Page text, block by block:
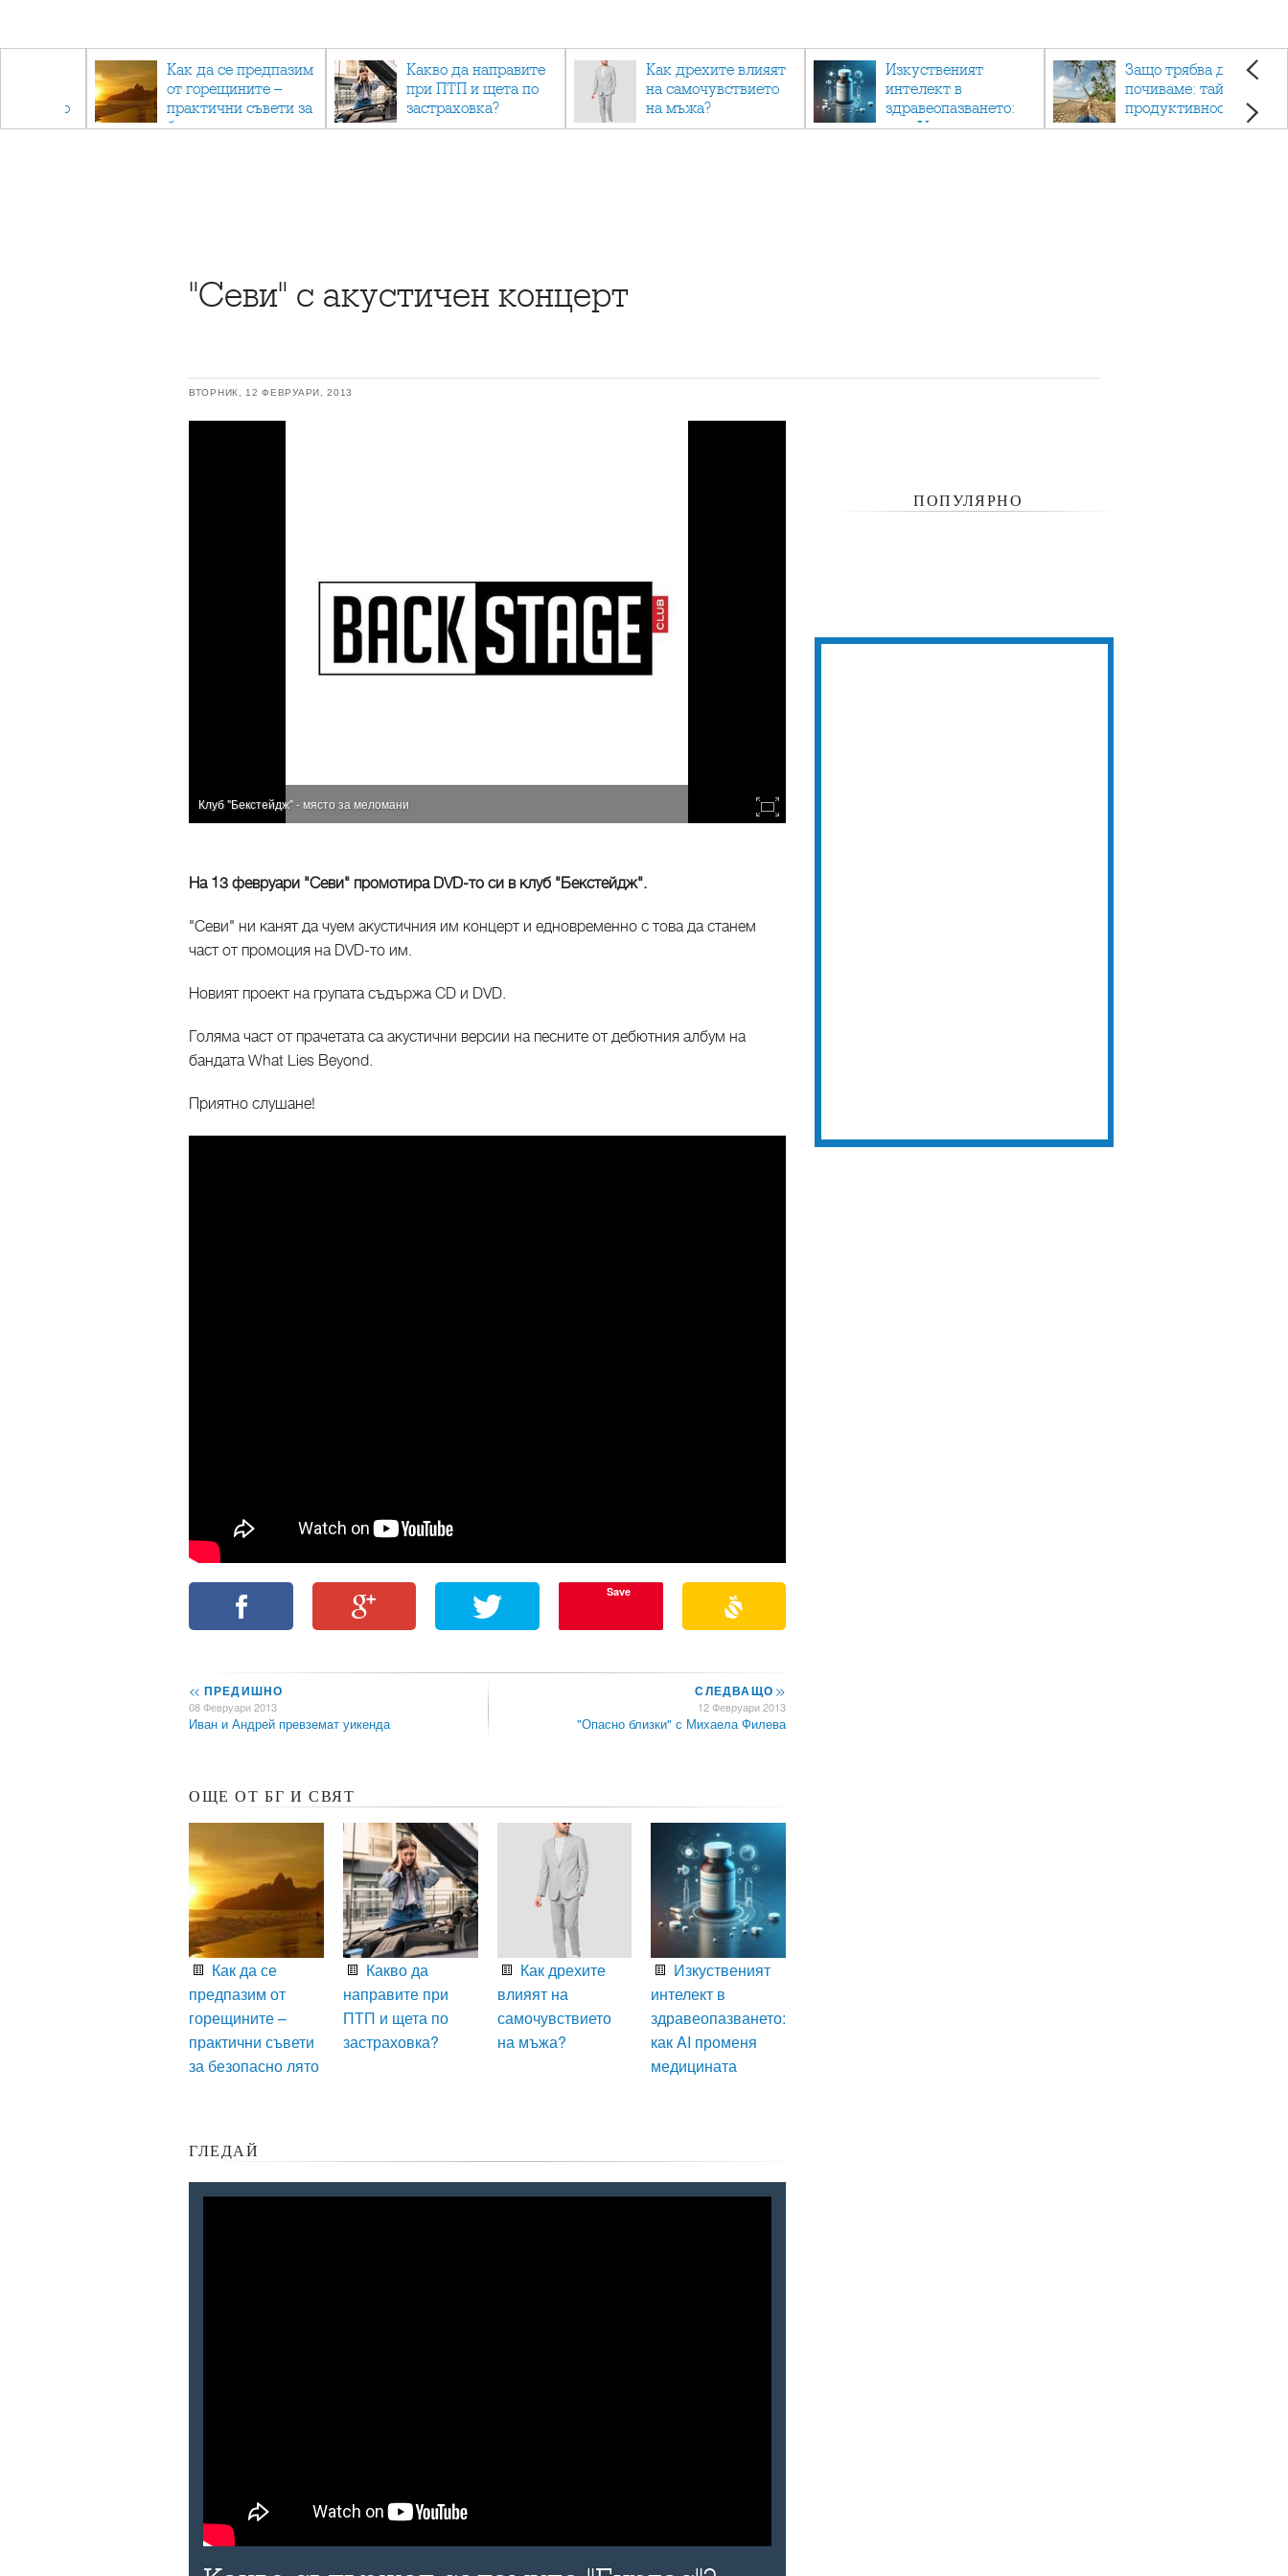
отново
Как да се предпазим
от горещините –
практични съвети за
безопасно лято
Какво да направите
при ПТП и щета по
застраховка?
Как дрехите влияят
на самочувствието
на мъжа?
Изкуственият
интелект в
здравеопазването:
как AI променя
Защо трябва да си
почиваме: тайната на
продуктивността,
здравето и добрия
"Севи" с акустичен концерт
ВТОРНИК, 12 ФЕВРУАРИ, 2013
Клуб "Бекстейдж" - място за меломани
На 13 февруари "Севи" промотира DVD-то си в клуб "Бекстейдж".
"Севи" ни канят да чуем акустичния им концерт и едновременно с това да станем
част от промоция на DVD-то им.
Новият проект на групата съдържа CD и DVD.
Голяма част от прачетата са акустични версии на песните от дебютния албум на
бандата What Lies Beyond.
Приятно слушане!
Save
<< ПРЕДИШНО
08 Февруари 2013
Иван и Андрей превземат уикенда
СЛЕДВАЩО>>
12 Февруари 2013
"Опасно близки" с Михаела Филева
ОЩЕ ОТ БГ И СВЯТ
Как да се
предпазим от
горещините –
практични съвети
за безопасно лято
Какво да
направите при
ПТП и щета по
застраховка?
Как дрехите
влияят на
самочувствието
на мъжа?
Изкуственият
интелект в
здравеопазването:
как AI променя
медицината
ГЛЕДАЙ
ПОПУЛЯРНО